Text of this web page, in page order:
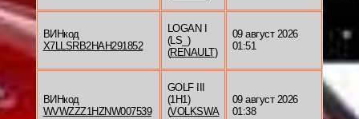
ВИНкод
X7LLSRB2HAH291852
LOGAN I
(LS_)
(RENAULT)
09 август 2026
01:51
ВИНкод
WVWZZZ1HZNW007539
GOLF III
(1H1)
(VOLKSWA
09 август 2026
01:38